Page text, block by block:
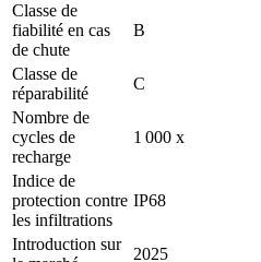
Classe de
fiabilité en cas
de chute
B
Classe de
réparabilité
C
Nombre de
cycles de
recharge
1 000 x
Indice de
protection contre
les infiltrations
IP68
Introduction sur
2025